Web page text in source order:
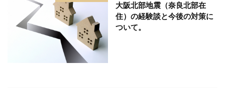
大阪北部地震（奈良北部在
住）の経験談と今後の対策に
ついて。